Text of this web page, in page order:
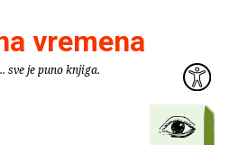
vremena
sve je puno knjiga.